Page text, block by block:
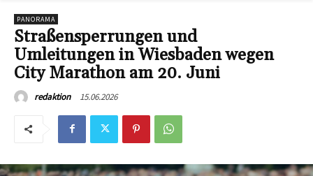
PANORAMA
Straßensperrungen und
Umleitungen in Wiesbaden wegen
City Marathon am 20. Juni
redaktion 15.06.2026